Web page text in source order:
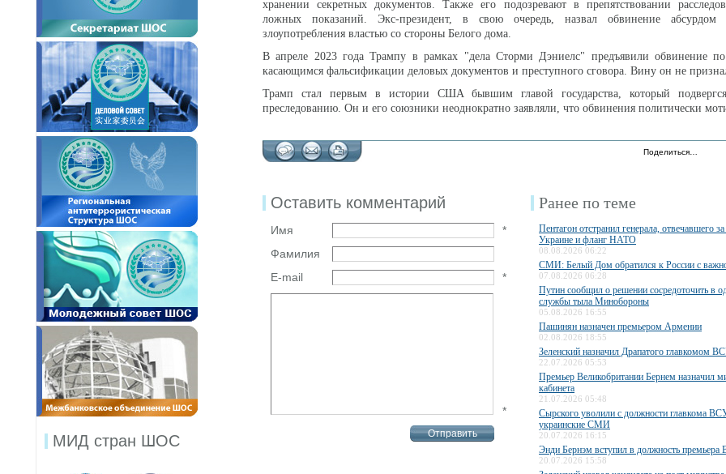
МИД стран ШОС
хранении секретных документов. Также его подозревают в препятствовании
ложных показаний. Экс-президент, в свою очередь, назвал обвинение
злоупотребления властью со стороны Белого дома.
В апреле 2023 года Трампу в рамках "дела Сторми Дэниелс" предъявили обвинение
касающимся фальсификации деловых документов и преступного сговора. Вину он не
Трамп стал первым в истории США бывшим главой государства, который
преследованию. Он и его союзники неоднократно заявляли, что обвинения политически
Поделиться…
Оставить комментарий
Имя
*
Фамилия
E-mail
*
*
Ранее по теме
Пентагон отстранил генерала, отвечавшего
Украине и фланг НАТО
08.08.2026 06:22
СМИ: Белый Дом обратился к России с
07.08.2026 06:28
Путин сообщил о решении сосредоточить в
службы тыла Минобороны
05.08.2026 16:55
Пашинян назначен премьером Армении
02.08.2026 18:55
Зеленский назначил Драпатого главкомом
22.07.2026 05:53
Премьер Великобритании Бернем назначил
кабинета
21.07.2026 05:48
Сырского уволили с должности главкома
украинские СМИ
20.07.2026 16:15
Энди Бернэм вступил в должность премьера
20.07.2026 15:58